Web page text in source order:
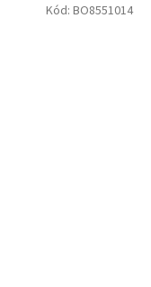
Kód: BO8551014